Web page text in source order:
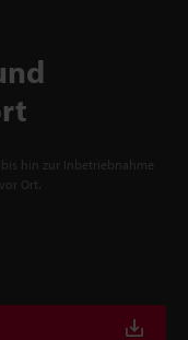
hin zur Inbetriebnahme
Ort.